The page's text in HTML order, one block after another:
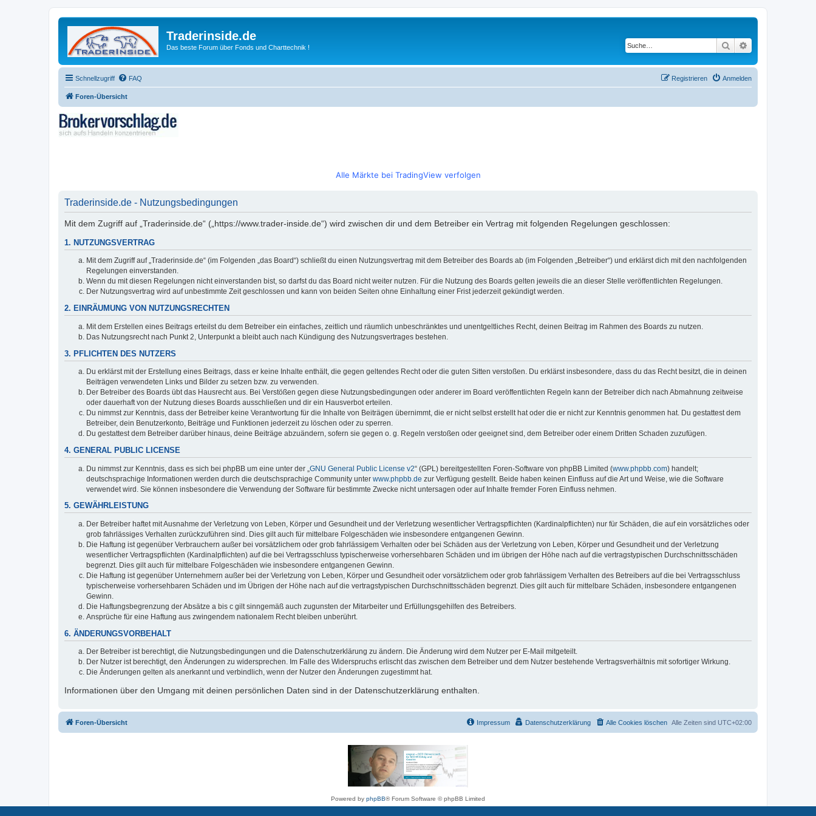
Traderinside.de
Das beste Forum über Fonds und Charttechnik ! Suche
Schnellzugriff FAQ Anmelden
Registrieren
Foren-Übersicht
Alle Märkte bei TradingView verfolgen
Traderinside.de - Nutzungsbedingungen
Mit dem Zugriff auf „Traderinside.de“ („https://www.trader-inside.de“) wird zwischen dir und dem Betreiber ein Vertrag mit folgenden Regelungen geschlossen:
1. NUTZUNGSVERTRAG
Mit dem Zugriff auf „Traderinside.de“ (im Folgenden „das Board“) schließt du einen Nutzungsvertrag mit dem Betreiber des Boards ab (im Folgenden „Betreiber“) und erklärst dich mit den nachfolgenden
Regelungen einverstanden.
Wenn du mit diesen Regelungen nicht einverstanden bist, so darfst du das Board nicht weiter nutzen. Für die Nutzung des Boards gelten jeweils die an dieser Stelle veröffentlichten Regelungen.
Der Nutzungsvertrag wird auf unbestimmte Zeit geschlossen und kann von beiden Seiten ohne Einhaltung einer Frist jederzeit gekündigt werden.
2. EINRÄUMUNG VON NUTZUNGSRECHTEN
Mit dem Erstellen eines Beitrags erteilst du dem Betreiber ein einfaches, zeitlich und räumlich unbeschränktes und unentgeltliches Recht, deinen Beitrag im Rahmen des Boards zu nutzen.
Das Nutzungsrecht nach Punkt 2, Unterpunkt a bleibt auch nach Kündigung des Nutzungsvertrages bestehen.
3. PFLICHTEN DES NUTZERS
Du erklärst mit der Erstellung eines Beitrags, dass er keine Inhalte enthält, die gegen geltendes Recht oder die guten Sitten verstoßen. Du erklärst insbesondere, dass du das Recht besitzt, die in deinen
Beiträgen verwendeten Links und Bilder zu setzen bzw. zu verwenden.
Der Betreiber des Boards übt das Hausrecht aus. Bei Verstößen gegen diese Nutzungsbedingungen oder anderer im Board veröffentlichten Regeln kann der Betreiber dich nach Abmahnung zeitweise
oder dauerhaft von der Nutzung dieses Boards ausschließen und dir ein Hausverbot erteilen.
Du nimmst zur Kenntnis, dass der Betreiber keine Verantwortung für die Inhalte von Beiträgen übernimmt, die er nicht selbst erstellt hat oder die er nicht zur Kenntnis genommen hat. Du gestattest dem
Betreiber, dein Benutzerkonto, Beiträge und Funktionen jederzeit zu löschen oder zu sperren.
Du gestattest dem Betreiber darüber hinaus, deine Beiträge abzuändern, sofern sie gegen o. g. Regeln verstoßen oder geeignet sind, dem Betreiber oder einem Dritten Schaden zuzufügen.
4. GENERAL PUBLIC LICENSE
Du nimmst zur Kenntnis, dass es sich bei phpBB um eine unter der „ GNU General Public License v2“ (GPL) bereitgestellten Foren-Software von phpBB Limited (www.phpbb.com) handelt;
deutschsprachige Informationen werden durch die deutschsprachige Community unter www.phpbb.de zur Verfügung gestellt. Beide haben keinen Einfluss auf die Art und Weise, wie die Software
verwendet wird. Sie können insbesondere die Verwendung der Software für bestimmte Zwecke nicht untersagen oder auf Inhalte fremder Foren Einfluss nehmen.
5. GEWÄHRLEISTUNG
Der Betreiber haftet mit Ausnahme der Verletzung von Leben, Körper und Gesundheit und der Verletzung wesentlicher Vertragspflichten (Kardinalpflichten) nur für Schäden, die auf ein vorsätzliches oder
grob fahrlässiges Verhalten zurückzuführen sind. Dies gilt auch für mittelbare Folgeschäden wie insbesondere entgangenen Gewinn.
Die Haftung ist gegenüber Verbrauchern außer bei vorsätzlichem oder grob fahrlässigem Verhalten oder bei Schäden aus der Verletzung von Leben, Körper und Gesundheit und der Verletzung
wesentlicher Vertragspflichten (Kardinalpflichten) auf die bei Vertragsschluss typischerweise vorhersehbaren Schäden und im übrigen der Höhe nach auf die vertragstypischen Durchschnittsschäden
begrenzt. Dies gilt auch für mittelbare Folgeschäden wie insbesondere entgangenen Gewinn.
Die Haftung ist gegenüber Unternehmern außer bei der Verletzung von Leben, Körper und Gesundheit oder vorsätzlichem oder grob fahrlässigem Verhalten des Betreibers auf die bei Vertragsschluss
typischerweise vorhersehbaren Schäden und im Übrigen der Höhe nach auf die vertragstypischen Durchschnittsschäden begrenzt. Dies gilt auch für mittelbare Schäden, insbesondere entgangenen
Gewinn.
Die Haftungsbegrenzung der Absätze a bis c gilt sinngemäß auch zugunsten der Mitarbeiter und Erfüllungsgehilfen des Betreibers.
Ansprüche für eine Haftung aus zwingendem nationalem Recht bleiben unberührt.
6. ÄNDERUNGSVORBEHALT
Der Betreiber ist berechtigt, die Nutzungsbedingungen und die Datenschutzerklärung zu ändern. Die Änderung wird dem Nutzer per E-Mail mitgeteilt.
Der Nutzer ist berechtigt, den Änderungen zu widersprechen. Im Falle des Widerspruchs erlischt das zwischen dem Betreiber und dem Nutzer bestehende Vertragsverhältnis mit sofortiger Wirkung.
Die Änderungen gelten als anerkannt und verbindlich, wenn der Nutzer den Änderungen zugestimmt hat.
Informationen über den Umgang mit deinen persönlichen Daten sind in der Datenschutzerklärung enthalten.
Foren-Übersicht Alle Zeiten sind UTC+02:00
Alle Cookies löschen
Datenschutzerklärung
Impressum
Powered by phpBB® Forum Software © phpBB Limited